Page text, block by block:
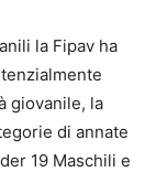
la Fipav ha
giovanile, la
di annate
19 Maschili e